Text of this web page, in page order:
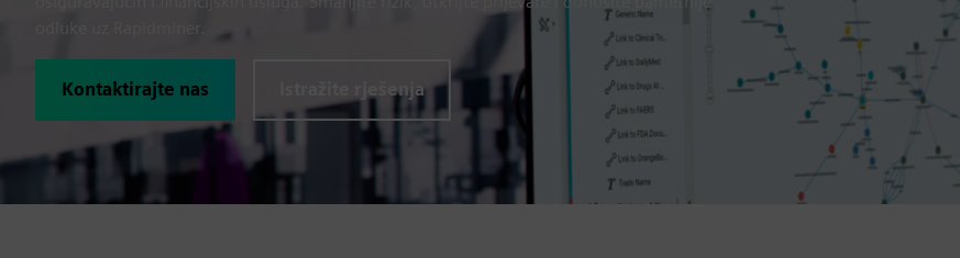
Kontaktirajte nas Istražite rješenja